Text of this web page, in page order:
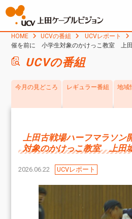
HOME UCVの番組 UCVレポート
催を前に 小学生対象のかけっこ教室 上
UCVの番組
今月の見どころ レギュラー番組
地域
上田古戦場ハーフマラソ
対象のかけっこ教室 上田
2026.06.22 UCVレポート